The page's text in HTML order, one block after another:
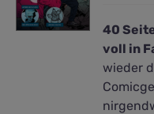
40
voll in
wieder